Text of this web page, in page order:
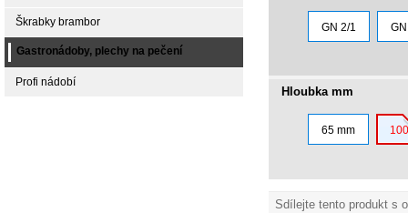
GN 2/1
Hloubka mm
65 mm
Sdílejte tento produkt s
Škrabky brambor
Gastronádoby, plechy na pečení
Profi nádobí